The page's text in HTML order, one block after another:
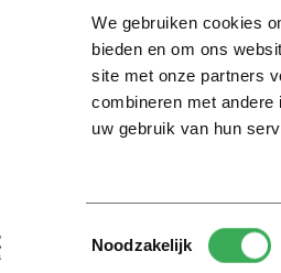
We gebruiken cookies
bieden en om ons
site met onze partners
combineren met
uw gebruik van hun
Toestemmingsselectie
Noodzakelijk
Adverteren Werken bij